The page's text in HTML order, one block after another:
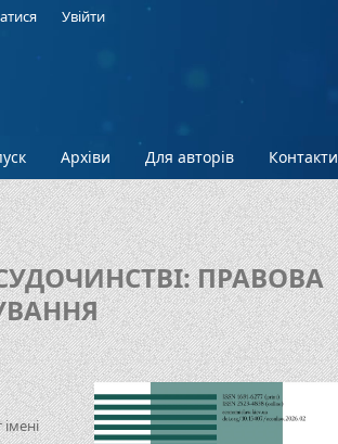
Архіви Для авторів Контакти
Увійти
ПРАВОВА